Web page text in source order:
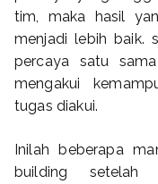
tim, maka hasil
menjadi lebih baik.
percaya satu
mengakui
tugas diakui.
Inilah beberapa
building setelah